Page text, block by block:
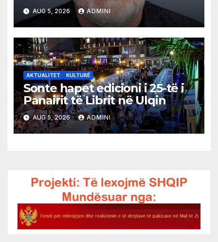
AUG 5, 2026 ADMINI
AKTUALITET KULTURË
Sonte hapet edicioni i 25-të i
Panairit të Librit në Ulqin
AUG 5, 2026 ADMINI